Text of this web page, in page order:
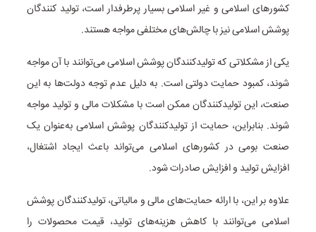
کشورهای اسلامی و غیر اسلامی بسیار پرطرفدار است، تولید کنندگان
پوشش اسلامی نیز با چالش‌های مختلفی مواجه هستند.
یکی از مشکلاتی که تولیدکنندگان پوشش اسلامی می‌توانند با آن مواجه
شوند، کمبود حمایت دولتی است. به دلیل عدم توجه دولت‌ها به این
صنعت، این تولیدکنندگان ممکن است با مشکلات مالی و تولید مواجه
شوند. بنابراین، حمایت از تولیدکنندگان پوشش اسلامی به‌عنوان یک
صنعت بومی در کشورهای اسلامی می‌تواند باعث ایجاد اشتغال،
افزایش تولید و افزایش صادرات شود.
علاوه بر این، با ارائه حمایت‌های مالی و مالیاتی، تولیدکنندگان پوشش
اسلامی می‌توانند با کاهش هزینه‌های تولید، قیمت محصولات را